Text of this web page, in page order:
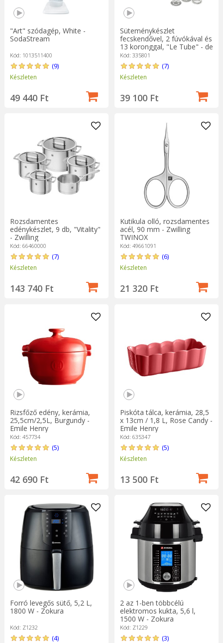
"Art" szódagép, White -
SodaStream
Kód: 1013511400
(9)
Készleten
49 440 Ft
Süteménykészlet
fecskendővel, 2 fúvókával és
13 koronggal, "Le Tube" - de
Buyer
Kód: 335801
(7)
Készleten
39 100 Ft
Rozsdamentes
edénykészlet, 9 db, "Vitality"
- Zwilling
Kód: 66460000
(7)
Készleten
143 740 Ft
Kutikula olló, rozsdamentes
acél, 90 mm - Zwilling
TWINOX
Kód: 49661091
(6)
Készleten
21 320 Ft
Rizsfőző edény, kerámia,
25,5cm/2,5L, Burgundy -
Emile Henry
Kód: 457734
(5)
Készleten
42 690 Ft
Piskóta tálca, kerámia, 28,5
x 13cm / 1,8 L, Rose Candy -
Emile Henry
Kód: 635347
(5)
Készleten
13 500 Ft
Forró levegős sütő, 5,2 L,
1800 W - Zokura
Kód: Z1232
(4)
2 az 1-ben többcélú
elektromos kukta, 5,6 l,
1500 W - Zokura
Kód: Z1229
(3)